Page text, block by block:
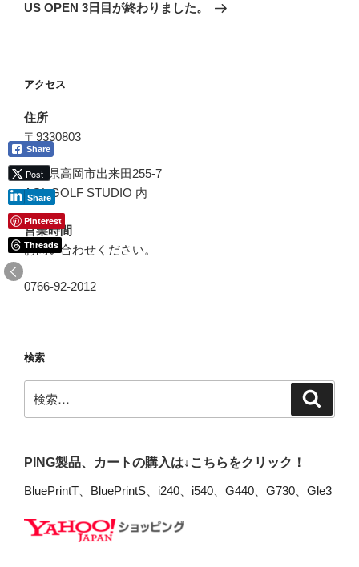
ン
の
US OPEN 3日目が終わりました。
アクセス
住所
〒9330803
富山県高岡市出来田255-7
AGL GOLF STUDIO 内
営業時間
お問い合わせください。
0766-92-2012
検索
索:
PING製品、カートの購入は↓こちらをクリック！
BluePrintT BluePrintS i240 i540 G440 G730 Gle3
Share
Post
Share
Pinterest
Threads